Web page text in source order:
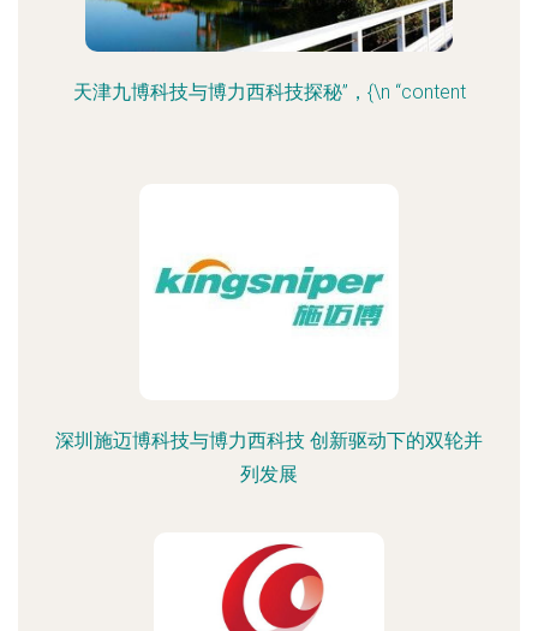
天津九博科技与博力西科技探秘”，{\n “content
深圳施迈博科技与博力西科技 创新驱动下的双轮并
列发展